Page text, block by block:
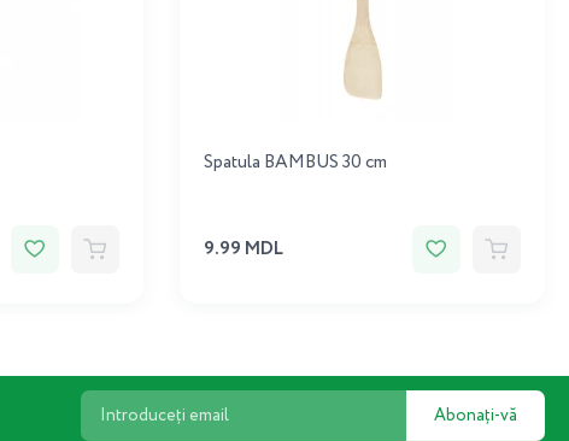
Spatula BAMBUS 30 cm
9.99 MDL
Abonați-vă